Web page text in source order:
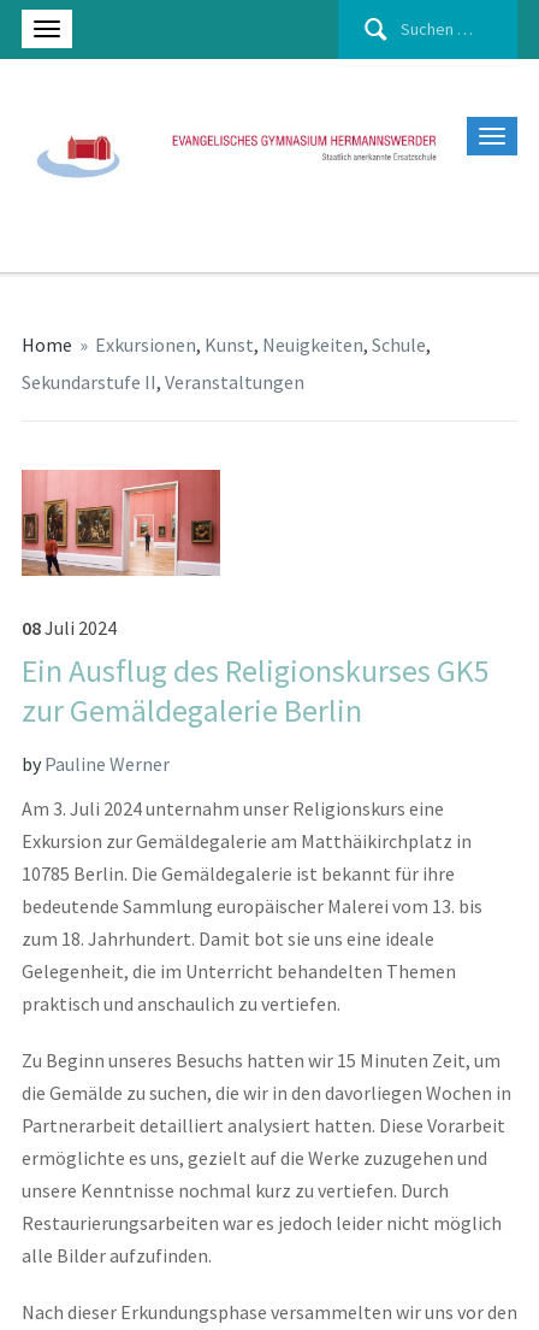
Suchen
Home » Exkursionen, Kunst, Neuigkeiten, Schule,
Sekundarstufe II, Veranstaltungen
08Juli 2024
Ein Ausflug des Religionskurses GK5
zur Gemäldegalerie Berlin
byPauline Werner
Am 3. Juli 2024 unternahm unser Religionskurs eine
Exkursion zur Gemäldegalerie am Matthäikirchplatz in
10785 Berlin. Die Gemäldegalerie ist bekannt für ihre
bedeutende Sammlung europäischer Malerei vom 13. bis
zum 18. Jahrhundert. Damit bot sie uns eine ideale
Gelegenheit, die im Unterricht behandelten Themen
praktisch und anschaulich zu vertiefen.
Zu Beginn unseres Besuchs hatten wir 15 Minuten Zeit, um
die Gemälde zu suchen, die wir in den davorliegen Wochen in
Partnerarbeit detailliert analysiert hatten. Diese Vorarbeit
ermöglichte es uns, gezielt auf die Werke zuzugehen und
unsere Kenntnisse nochmal kurz zu vertiefen. Durch
Restaurierungsarbeiten war es jedoch leider nicht möglich
alle Bilder aufzufinden.
Nach dieser Erkundungsphase versammelten wir uns vor den